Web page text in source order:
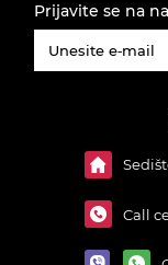
Prijavite se na
Call